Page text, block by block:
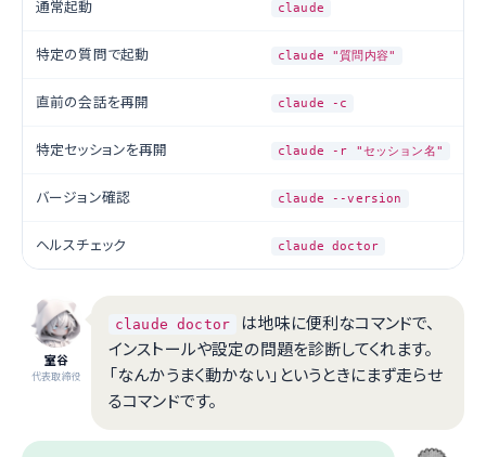
通常起動 claude
特定の質問で起動 claude "質問内容"
直前の会話を再開 claude -c
特定セッションを再開 claude -r "セッション名"
バージョン確認 claude --version
ヘルスチェック claude doctor
室谷
代表取締役
claude doctor
は地味に便利なコマンドで、
インストールや設定の問題を診断してくれます。
「なんかうまく動かない」というときにまず走らせ
るコマンドです。